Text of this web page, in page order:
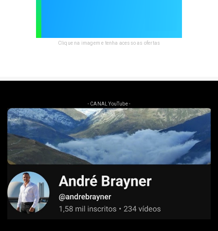
Clique na imagem e tenha acesso as ofertas
- CANAL YouTube -